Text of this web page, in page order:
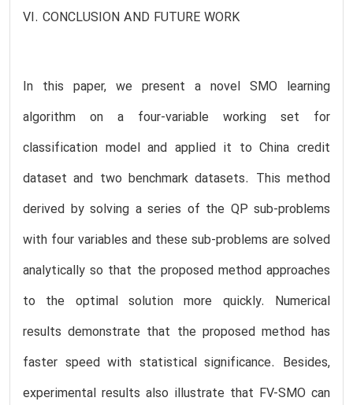
VI. CONCLUSION AND FUTURE WORK
In this paper, we present a novel SMO learning
algorithm on a four-variable working set for
classification model and applied it to China credit
dataset and two benchmark datasets. This method
derived by solving a series of the QP sub-problems
with four variables and these sub-problems are solved
analytically so that the proposed method approaches
to the optimal solution more quickly. Numerical
results demonstrate that the proposed method has
faster speed with statistical significance. Besides,
experimental results also illustrate that FV-SMO can